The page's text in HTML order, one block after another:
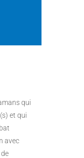
qui
et qui
avec